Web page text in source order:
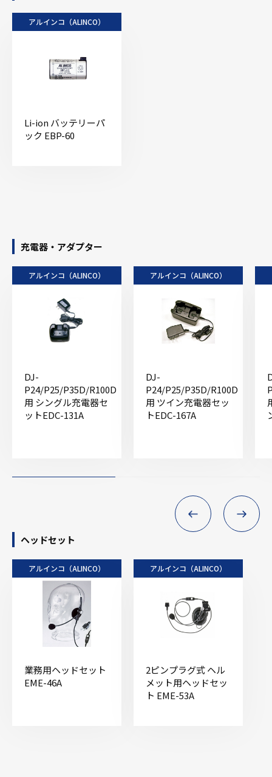
アルインコ（ALINCO）
Li-ion バッテリーパ
ック EBP-60
充電器・アダプター
アルインコ（ALINCO）
DJ-
P24/P25/P35D/R100D
用 シングル充電器セ
ットEDC-131A
アルインコ（ALINCO）
DJ-
P24/P25/P35D/R100D
用 ツイン充電器セッ
トEDC-167A
ヘッドセット
アルインコ（ALINCO）
業務用ヘッドセット
EME-46A
アルインコ（ALINCO）
2ピンプラグ式 ヘル
メット用ヘッドセッ
ト EME-53A